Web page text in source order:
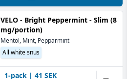
VELO - Bright Peppermint - Slim (8
mg/portion)
Mentol, Mint, Pepparmint
All white snus
1-pack | 41 SEK